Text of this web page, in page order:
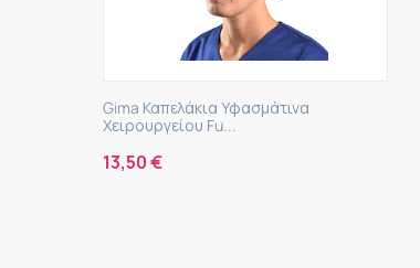
Gima Καπελάκια Υφασμάτινα
Χειρουργείου Fu...
13,50€